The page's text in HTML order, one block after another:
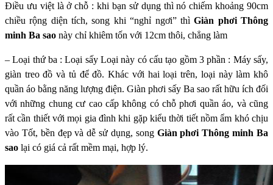
Điều ưu việt là ở chỗ : khi bạn sử dụng thì nó chiếm khoảng 90cm
chiều rộng diện tích, song khi “nghỉ ngơi” thìGiàn phơi Thông
minh Ba sao này chỉ khiêm tốn với 12cm thôi, chẳng làm
– Loại thứ ba : Loại sấyLoại này có cấu tạo gồm 3 phần : Máy sấy,
giàn treo đồ và tủ để đồ.Khác với hai loại trên, loại này làm khô
quần áo bằng năng lượng điện. Giàn phơi sấy Ba sao rất hữu ích đối
với những chung cư cao cấp không có chỗ phơi quần áo, và cũng
rất cần thiết với mọi gia đình khi gặp kiểu thời tiết nồm ẩm khó chịu
vào Tốt, bền đẹp và dễ sử dụng, song Giàn phơi Thông minh Ba
sao lại có giá cả rất mềm mại, hợp lý.